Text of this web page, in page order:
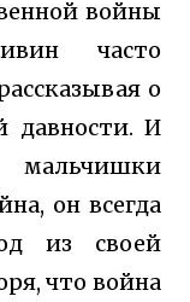
войны
часто
о
давности. И
он всегда
из своей
что война